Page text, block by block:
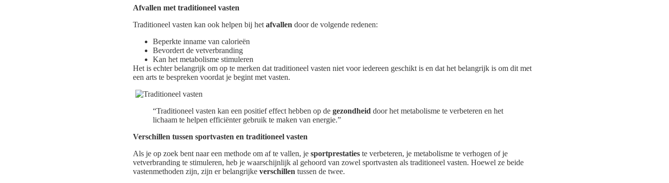
Afvallen met traditioneel vasten
Traditioneel vasten kan ook helpen bij het afvallen door de volgende redenen:
Beperkte inname van calorieën
Bevordert de vetverbranding
Kan het metabolisme stimuleren
Het is echter belangrijk om op te merken dat traditioneel vasten niet voor iedereen geschikt is en dat het belangrijk is om dit met
een arts te bespreken voordat je begint met vasten.
“Traditioneel vasten kan een positief effect hebben op de gezondheid door het metabolisme te verbeteren en het
lichaam te helpen efficiënter gebruik te maken van energie.”
Verschillen tussen sportvasten en traditioneel vasten
Als je op zoek bent naar een methode om af te vallen, je sportprestaties te verbeteren, je metabolisme te verhogen of je
vetverbranding te stimuleren, heb je waarschijnlijk al gehoord van zowel sportvasten als traditioneel vasten. Hoewel ze beide
vastenmethoden zijn, zijn er belangrijke verschillen tussen de twee.